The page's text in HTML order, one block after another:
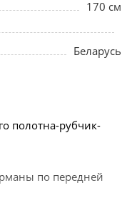
170 см
Беларусь
полотна-рубчик-
по передней